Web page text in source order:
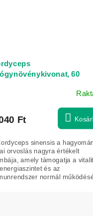
60
Ft
sinensis a
orvoslás nagyra értékelt
amely támogatja a
és az
normál